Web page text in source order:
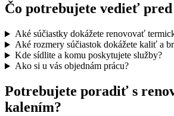
Čo potrebujete vedieť
Aké súčiastky dokážete renovovať
Aké rozmery súčiastok dokážete kaliť a
Kde sídlite a komu poskytujete služby?
Ako si u vás objednám prácu?
Potrebujete poradiť s
kalením?